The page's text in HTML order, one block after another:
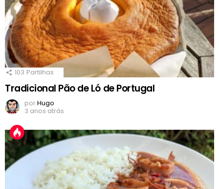
103 Partilhas
Tradicional Pão de Ló de Portugal
porHugo
3 anos atrás